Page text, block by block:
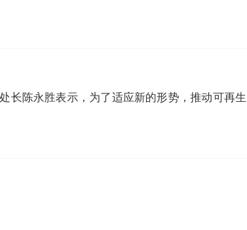
长陈永胜表示，为了适应新的形势，推动可再生